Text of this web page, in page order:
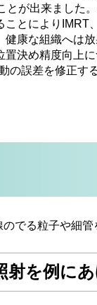
が出来ました
とによりIMRT
康な組織へは
決め精度向上
の誤差を修正す
でる粒子や細
を例にあ